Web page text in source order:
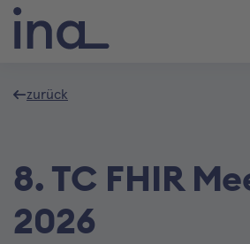
zurück
8. TC FHIR
2026